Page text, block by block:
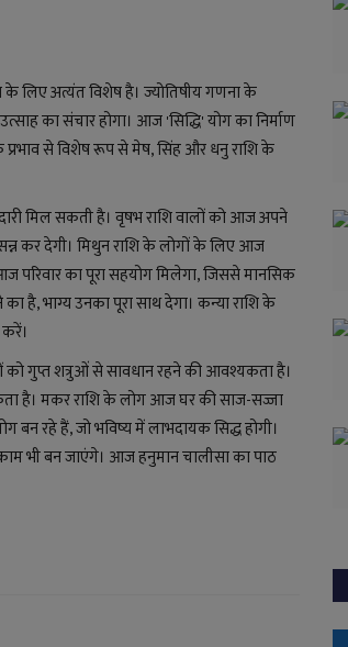
लिए अत्यंत विशेष है। ज्योतिषीय गणना के
का संचार होगा। आज 'सिद्धि' योग का निर्माण
प्रभाव से विशेष रूप से मेष, सिंह और धनु राशि के
मिल सकती है। वृषभ राशि वालों को आज अपने
कर देगी। मिथुन राशि के लोगों के लिए आज
परिवार का पूरा सहयोग मिलेगा, जिससे मानसिक
है, भाग्य उनका पूरा साथ देगा। कन्या राशि के
को गुप्त शत्रुओं से सावधान रहने की आवश्यकता है।
है। मकर राशि के लोग आज घर की साज-सज्जा
रहे हैं, जो भविष्य में लाभदायक सिद्ध होगी।
भी बन जाएंगे। आज हनुमान चालीसा का पाठ